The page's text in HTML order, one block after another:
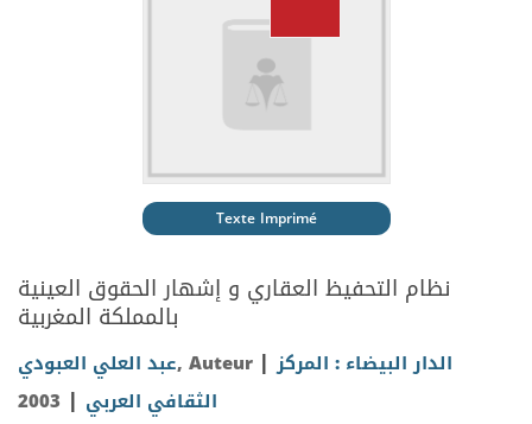
Texte Imprimé
نظام التحفيظ العقاري و إشهار الحقوق العينية
بالمملكة المغربية
عبد العلي العبودي, Auteur |الدار البيضاء : المركز
الثقافي العربي |
2003